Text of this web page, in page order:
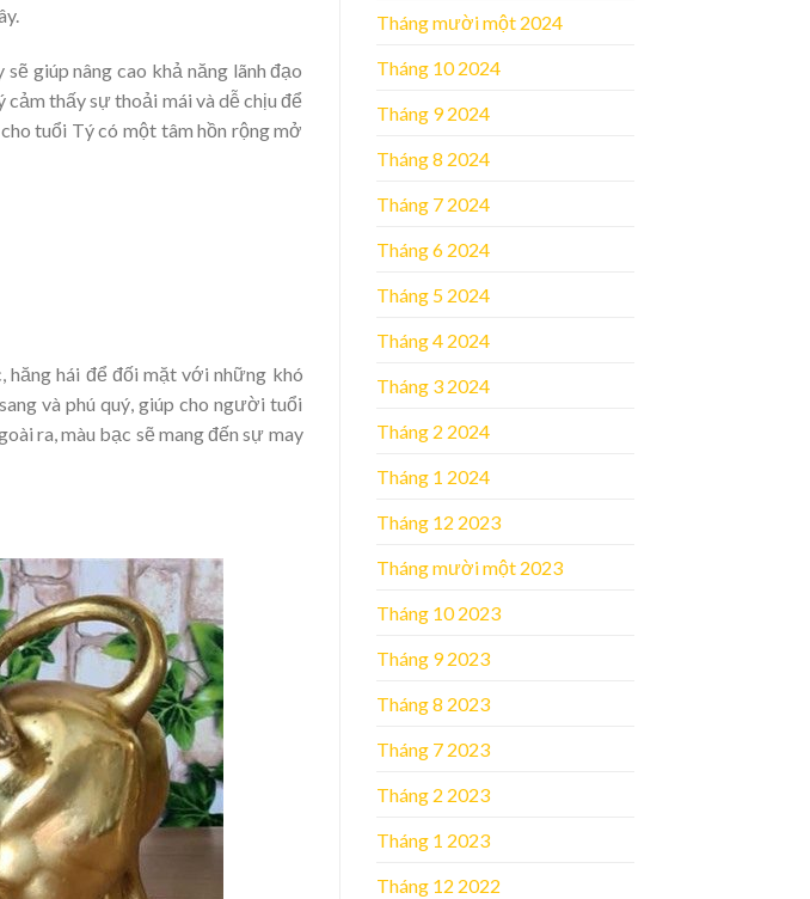
giúp nâng cao khả năng lãnh đạo
thấy sự thoải mái và dễ chịu để
tuổi Tý có một tâm hồn rộng mở
hái để đối mặt với những khó
và phú quý, giúp cho người tuổi
ra, màu bạc sẽ mang đến sự may
Tháng mười một 2024
Tháng 10 2024
Tháng 9 2024
Tháng 8 2024
Tháng 7 2024
Tháng 6 2024
Tháng 5 2024
Tháng 4 2024
Tháng 3 2024
Tháng 2 2024
Tháng 1 2024
Tháng 12 2023
Tháng mười một 2023
Tháng 10 2023
Tháng 9 2023
Tháng 8 2023
Tháng 7 2023
Tháng 2 2023
Tháng 1 2023
Tháng 12 2022